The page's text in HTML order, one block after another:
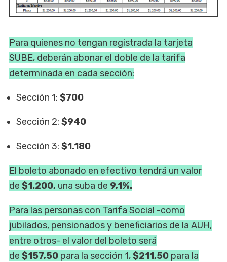
Para quienes no tengan registrada la tarjeta
SUBE, deberán abonar el doble de la tarifa
determinada en cada sección:
Sección 1:$700
Sección 2:$940
Sección 3:$1.180
El boleto abonado en efectivo tendrá un valor
de $1.200, una suba de 9,1%.
Para las personas con Tarifa Social -como
jubilados, pensionados y beneficiarios de la AUH,
entre otros- el valor del boleto será
de $157,50 para la sección 1,$211,50 para la